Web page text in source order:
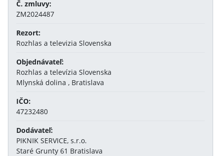
Č. zmluvy:
ZM2024487
Rezort:
Rozhlas a televizia Slovenska
Objednávateľ:
Rozhlas a televízia Slovenska
Mlynská dolina , Bratislava
IČO:
47232480
Dodávateľ:
PIKNIK SERVICE, s.r.o.
Staré Grunty 61 Bratislava